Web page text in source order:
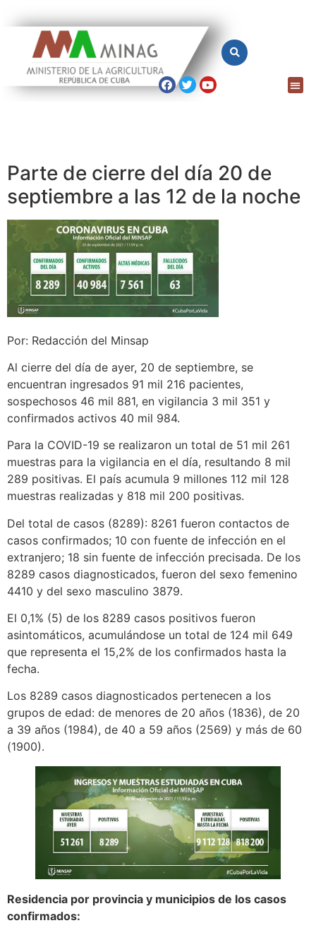
Parte de cierre del día 20 de
septiembre a las 12 de la noche
Por: Redacción del Minsap
Al cierre del día de ayer, 20 de septiembre, se
encuentran ingresados 91 mil 216 pacientes,
sospechosos 46 mil 881, en vigilancia 3 mil 351 y
confirmados activos 40 mil 984.
Para la COVID-19 se realizaron un total de 51 mil 261
muestras para la vigilancia en el día, resultando 8 mil
289 positivas. El país acumula 9 millones 112 mil 128
muestras realizadas y 818 mil 200 positivas.
Del total de casos (8289): 8261 fueron contactos de
casos confirmados; 10 con fuente de infección en el
extranjero; 18 sin fuente de infección precisada. De los
8289 casos diagnosticados, fueron del sexo femenino
4410 y del sexo masculino 3879.
El 0,1% (5) de los 8289 casos positivos fueron
asintomáticos, acumulándose un total de 124 mil 649
que representa el 15,2% de los confirmados hasta la
fecha.
Los 8289 casos diagnosticados pertenecen a los
grupos de edad: de menores de 20 años (1836), de 20
a 39 años (1984), de 40 a 59 años (2569) y más de 60
(1900).
Residencia por provincia y municipios de los casos
confirmados: